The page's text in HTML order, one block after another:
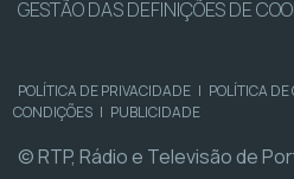
GESTÃO DAS DEFINIÇÕES DE
POLÍTICA DE PRIVACIDADE | POLÍTICA DE
CONDIÇÕES | PUBLICIDADE
© RTP, Rádio e Televisão de